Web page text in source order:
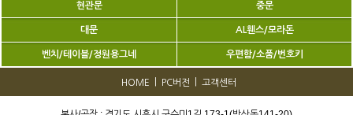
현관문 중문
대문 AL휀스/모라돈
벤치/테이블/정원용그네 우편함/소품/번호키
HOME PC버전 고객센터